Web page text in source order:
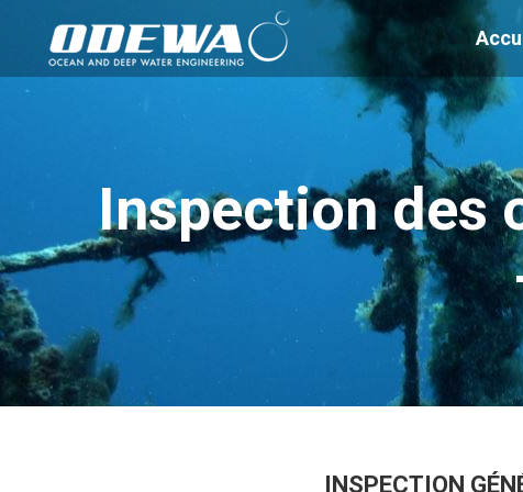
Inspection des
INSPECTION